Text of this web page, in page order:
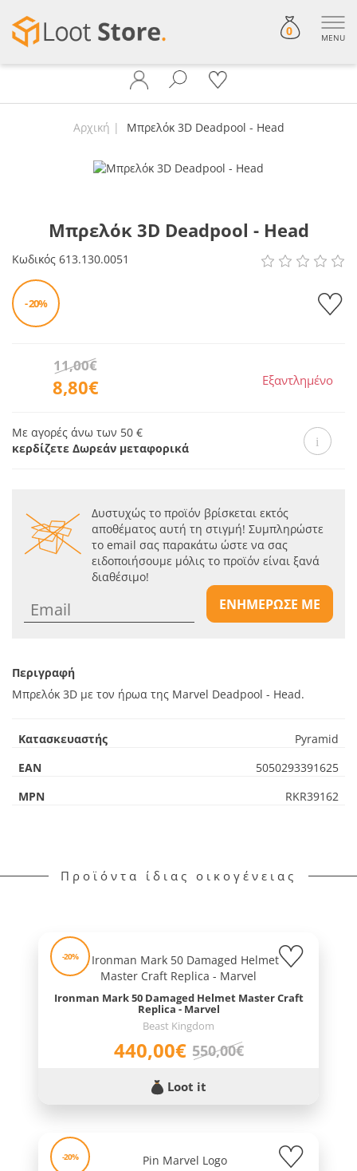
0 MENU
Αρχική Μπρελόκ 3D Deadpool - Head
Μπρελόκ 3D Deadpool - Head
Κωδικός 613.130.0051
- 20%
8,80€
11,00€
Εξαντλημένο
Με αγορές άνω των 50 €
κερδίζετε Δωρεάν μεταφορικά
Δυστυχώς το προϊόν βρίσκεται εκτός
αποθέματος αυτή τη στιγμή! Συμπληρώστε
το email σας παρακάτω ώστε να σας
ειδοποιήσουμε μόλις το προϊόν είναι ξανά
διαθέσιμο!
ΕΝΗΜΕΡΩΣΕ ΜΕ
Περιγραφή
Μπρελόκ 3D με τον ήρωα της Marvel Deadpool - Head.
Κατασκευαστής
Pyramid
EAN
5050293391625
MPN
RKR39162
Προϊόντα ίδιας οικογένειας
-20%
Ironman Mark 50 Damaged Helmet Master Craft
Replica - Marvel
Beast Kingdom
440,00€ 550,00€
Loot it
-20%